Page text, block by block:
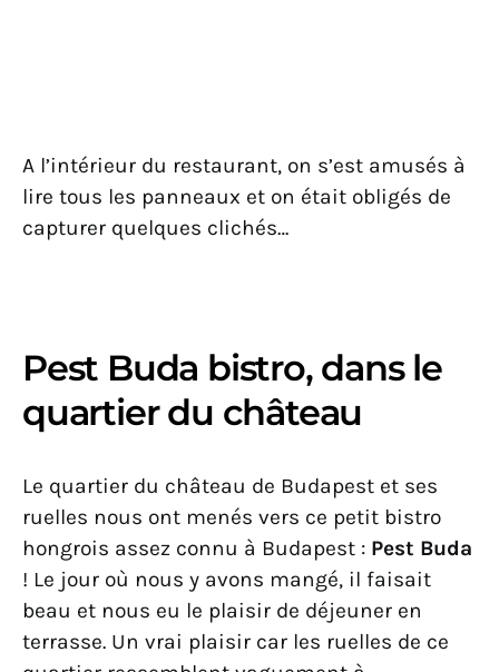
A l’intérieur du restaurant, on s’est amusés à
lire tous les panneaux et on était obligés de
capturer quelques clichés…
Pest Buda bistro, dans le
quartier du château
Le quartier du château de Budapest et ses
ruelles nous ont menés vers ce petit bistro
hongrois assez connu à Budapest : Pest Buda
! Le jour où nous y avons mangé, il faisait
beau et nous eu le plaisir de déjeuner en
terrasse. Un vrai plaisir car les ruelles de ce